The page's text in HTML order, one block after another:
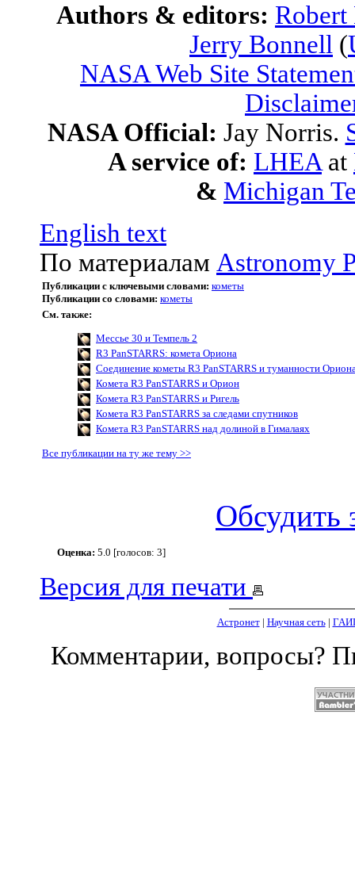
Authors & editors:
Jerry Bonnell (
NASA Web Site
NASA Official: Jay Norris.
A service of: LHEA at
& Michigan
English text
По материалам Astronomy
Публикации с ключевыми словами: кометы
Публикации со словами: кометы
См. также:
Мессье 30 и Темпель 2
R3 PanSTARRS: комета Ориона
Соединение кометы R3 PanSTARRS и туманности
Комета R3 PanSTARRS и Орион
Комета R3 PanSTARRS и Ригель
Комета R3 PanSTARRS за следами спутников
Комета R3 PanSTARRS над долиной в Гималаях
Все публикации на ту же тему >>
Обсудить
Оценка: 5.0 [голосов: 3]
Версия для печати
Астронет| Научная сеть|
Комментарии, вопросы?